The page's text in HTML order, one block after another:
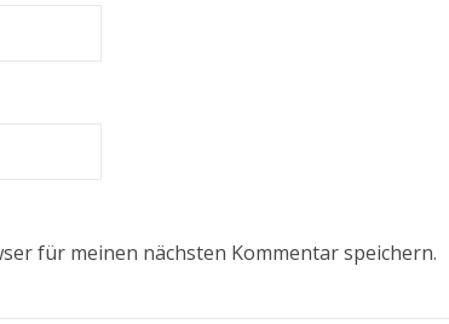
für meinen nächsten Kommentar speichern.